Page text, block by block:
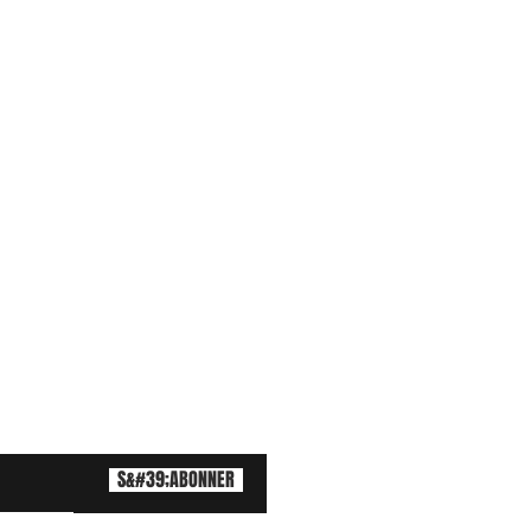
S&#39;ABONNER